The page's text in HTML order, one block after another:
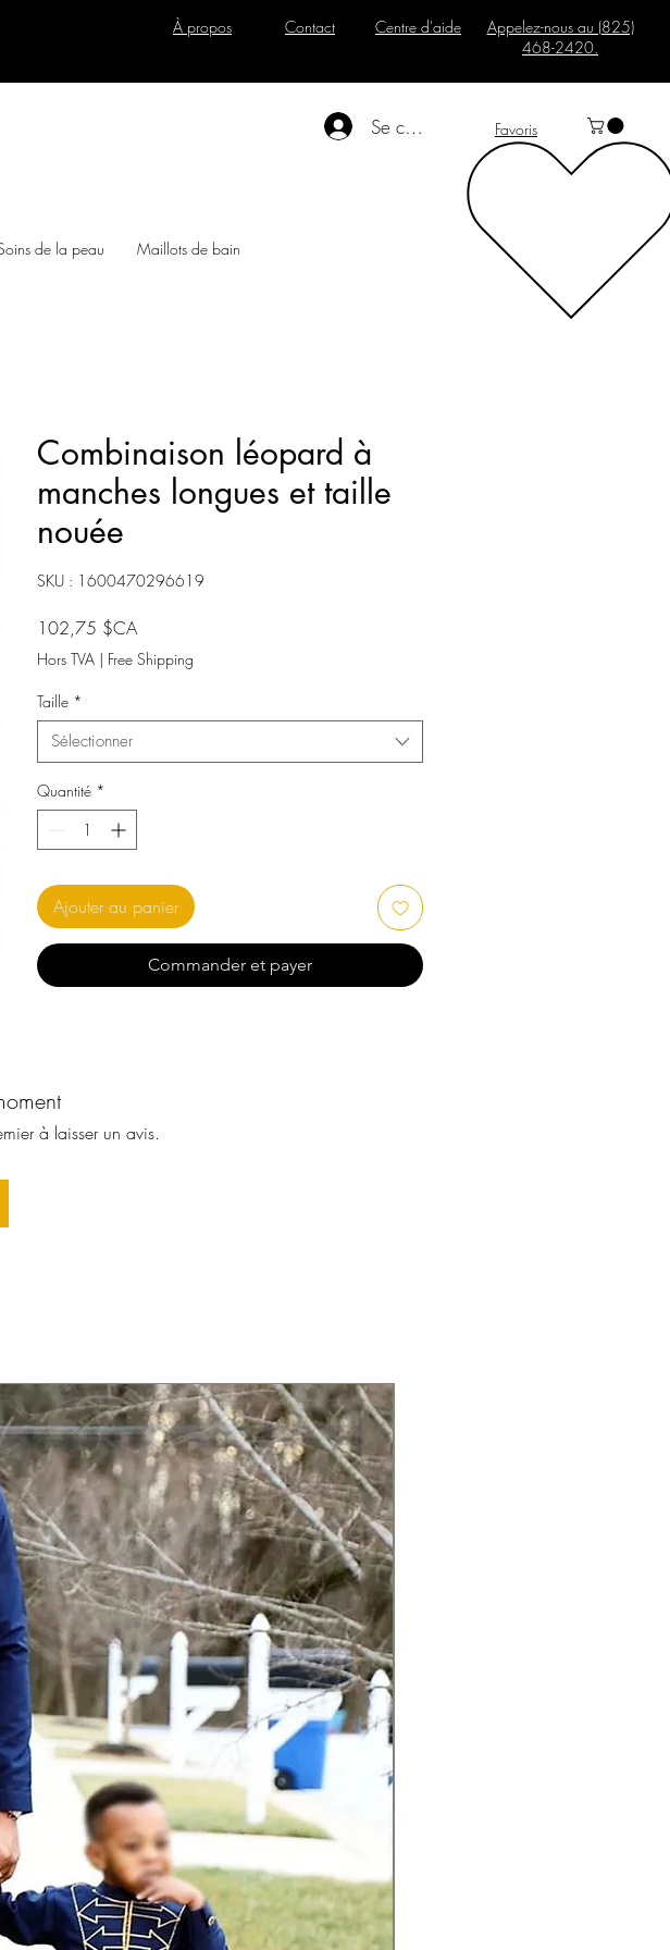
À propos Contact Centre d'aide
Appelez-nous au (825)
468-2420.
Se connecter Favoris
de la peau Maillots de bain
Combinaison léopard à
manches longues et taille
nouée
SKU : 1600470296619
102,75 $CAPrix
Hors TVA | Free Shipping
Taille *
Sélectionner
Quantité *
Ajouter au panier
Commander et payer
à laisser un avis.